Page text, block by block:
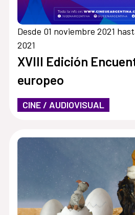
Desde 01 noviembre 2021
2021
XVIII Edición
europeo
CINE / AUDIOVISUAL